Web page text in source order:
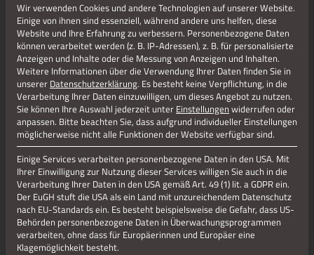
Jetzt teilen
Jetzt teilen
Datenschutz
Wir verwenden Cookies und andere Technologien auf unserer Website.
Einige von ihnen sind essenziell, während andere uns helfen, diese
Website und Ihre Erfahrung zu verbessern. Personenbezogene Daten
können verarbeitet werden (z. B. IP-Adressen), z. B. für personalisierte
Anzeigen und Inhalte oder die Messung von Anzeigen und Inhalten.
Weitere Informationen über die Verwendung Ihrer Daten finden Sie in
unserer Datenschutzerklärung. Es besteht keine Verpflichtung, in die
Verarbeitung Ihrer Daten einzuwilligen, um dieses Angebot zu nutzen.
Sie können Ihre Auswahl jederzeit unter Einstellungen widerrufen oder
anpassen. Bitte beachten Sie, dass aufgrund individueller Einstellungen
möglicherweise nicht alle Funktionen der Website verfügbar sind.
Einige Services verarbeiten personenbezogene Daten in den USA. Mit
Ihrer Einwilligung zur Nutzung dieser Services willigen Sie auch in die
Verarbeitung Ihrer Daten in den USA gemäß Art. 49 (1) lit. a GDPR ein.
Der EuGH stuft die USA als ein Land mit unzureichendem Datenschutz
nach EU-Standards ein. Es besteht beispielsweise die Gefahr, dass US-
Behörden personenbezogene Daten in Überwachungsprogrammen
verarbeiten, ohne dass für Europäerinnen und Europäer eine
Klagemöglichkeit besteht.